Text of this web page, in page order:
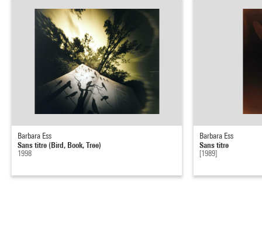
Barbara Ess
Sans titre (Bird, Book, Tree)
1998
Barbara Ess
Sans titre
[1989]